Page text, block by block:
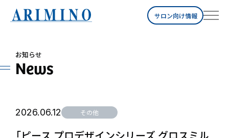
サロン向け情報
お知らせ
News
2026.06.12 その他